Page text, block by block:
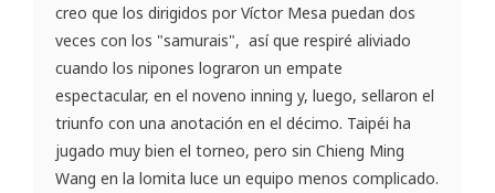
creo que los dirigidos por Víctor Mesa puedan dos
veces con los "samurais", así que respiré aliviado
cuando los nipones lograron un empate
espectacular, en el noveno inning y, luego, sellaron el
triunfo con una anotación en el décimo. Taipéi ha
jugado muy bien el torneo, pero sin Chieng Ming
Wang en la lomita luce un equipo menos complicado.